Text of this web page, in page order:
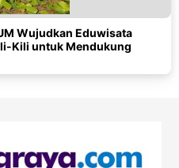
Wujudkan Eduwisata
Kili untuk Mendukung